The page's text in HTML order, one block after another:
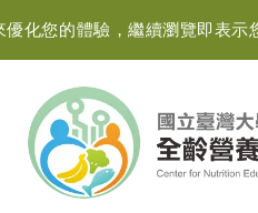
化您的體驗，繼續瀏覽即表示